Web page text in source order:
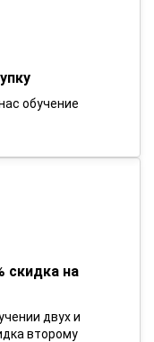
обучение
скидка на
двух и
второму